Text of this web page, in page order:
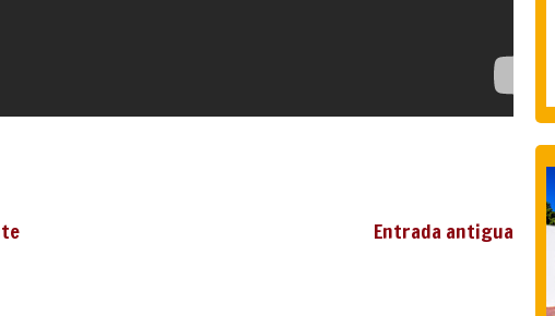
Entrada antigua